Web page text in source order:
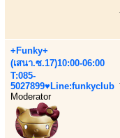
+Funky+
(เสนา.ซ.17)10:00-06:00
T:085-
5027899♥Line:funkyclub
Moderator